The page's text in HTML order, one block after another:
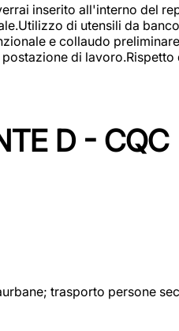
inserito all'interno del
di utensili da
e collaudo
di
D - CQC
trasporto persone